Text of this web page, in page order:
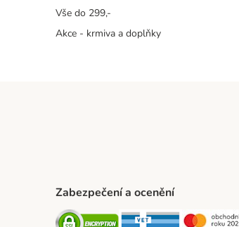
Vše do 299,-
Akce - krmiva a doplňky
Zabezpečení a ocenění
Security Security